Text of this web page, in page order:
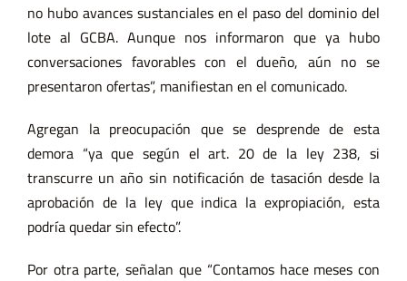
no hubo avances sustanciales en el paso del dominio del
lote al GCBA. Aunque nos informaron que ya hubo
conversaciones favorables con el dueño, aún no se
presentaron ofertas”, manifiestan en el comunicado.
Agregan la preocupación que se desprende de esta
demora “ya que según el art. 20 de la ley 238, si
transcurre un año sin notificación de tasación desde la
aprobación de la ley que indica la expropiación, esta
podría quedar sin efecto”.
Por otra parte, señalan que “Contamos hace meses con